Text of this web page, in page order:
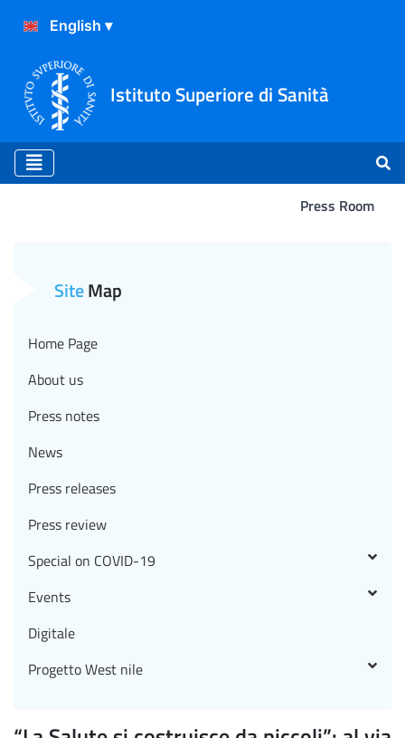
Istituto Superiore di Sanità
Press Room
SiteMap
Home Page
About us
Press notes
News
Press releases
Press review
Special on COVID-19
Events
Digitale
Progetto West nile